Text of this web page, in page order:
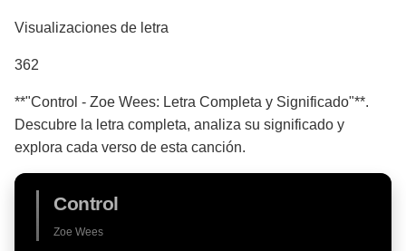
Visualizaciones de letra
362
**"Control - Zoe Wees: Letra Completa y Significado"**.
Descubre la letra completa, analiza su significado y
explora cada verso de esta canción.
Control
Zoe Wees